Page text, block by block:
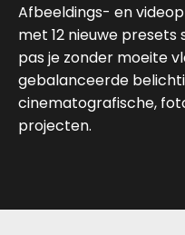
Afbeeldings- en
met 12 nieuwe presets
pas je zonder moeite
gebalanceerde
cinematografische,
projecten.